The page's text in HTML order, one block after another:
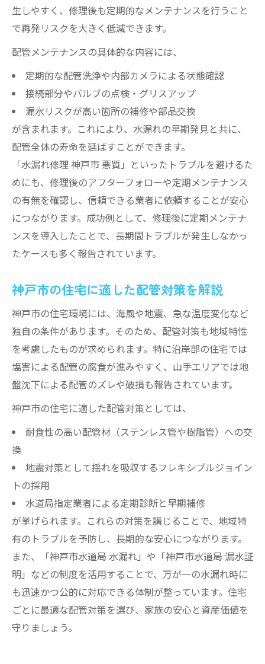
生しやすく、修理後も定期的なメンテナンスを行うこと
で再発リスクを大きく低減できます。
配管メンテナンスの具体的な内容には、
定期的な配管洗浄や内部カメラによる状態確認
接続部分やバルブの点検・グリスアップ
漏水リスクが高い箇所の補修や部品交換
が含まれます。これにより、水漏れの早期発見と共に、
配管全体の寿命を延ばすことができます。
「水漏れ修理 神戸市 悪質」といったトラブルを避けるた
めにも、修理後のアフターフォローや定期メンテナンス
の有無を確認し、信頼できる業者に依頼することが安心
につながります。成功例として、修理後に定期メンテナ
ンスを導入したことで、長期間トラブルが発生しなかっ
たケースも多く報告されています。
神戸市の住宅に適した配管対策を解説
神戸市の住宅環境には、海風や地震、急な温度変化など
独自の条件があります。そのため、配管対策も地域特性
を考慮したものが求められます。特に沿岸部の住宅では
塩害による配管の腐食が進みやすく、山手エリアでは地
盤沈下による配管のズレや破損も報告されています。
神戸市の住宅に適した配管対策としては、
耐食性の高い配管材（ステンレス管や樹脂管）への交
換
地震対策として揺れを吸収するフレキシブルジョイン
トの採用
水道局指定業者による定期診断と早期補修
が挙げられます。これらの対策を講じることで、地域特
有のトラブルを予防し、長期的な安心につながります。
また、「神戸市水道局 水漏れ」や「神戸市水道局 漏水証
明」などの制度を活用することで、万が一の水漏れ時に
も迅速かつ公的に対応できる体制が整っています。住宅
ごとに最適な配管対策を選び、家族の安心と資産価値を
守りましょう。